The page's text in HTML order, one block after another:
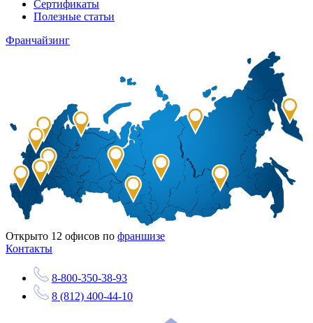
Сертификаты
Полезные статьи
Франчайзинг
Открыто 12 офисов по франшизе
Контакты
8-800-350-38-93
8 (812) 400-44-10